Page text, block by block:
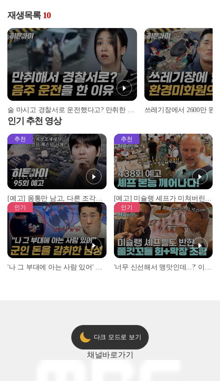
재생목록 10
술 마시고 경찰서로 운전했다고? 만취한 두 여성이 경찰서에 온 이유!😱 l #히든아이 l #MBCevery1 l EP.31
인기 추천 영상
추천
[예고] 몸통만 남고, 다른 조각은 어디에..? 시화호에서 드러난 충격적인 토막 살인사건!
추천
[예고] 미슐랭 셰프가 미쳐버린 이유! 본능이 깨어난 사건은?
인기 인기
다크 모드로 보기
채널바로가기